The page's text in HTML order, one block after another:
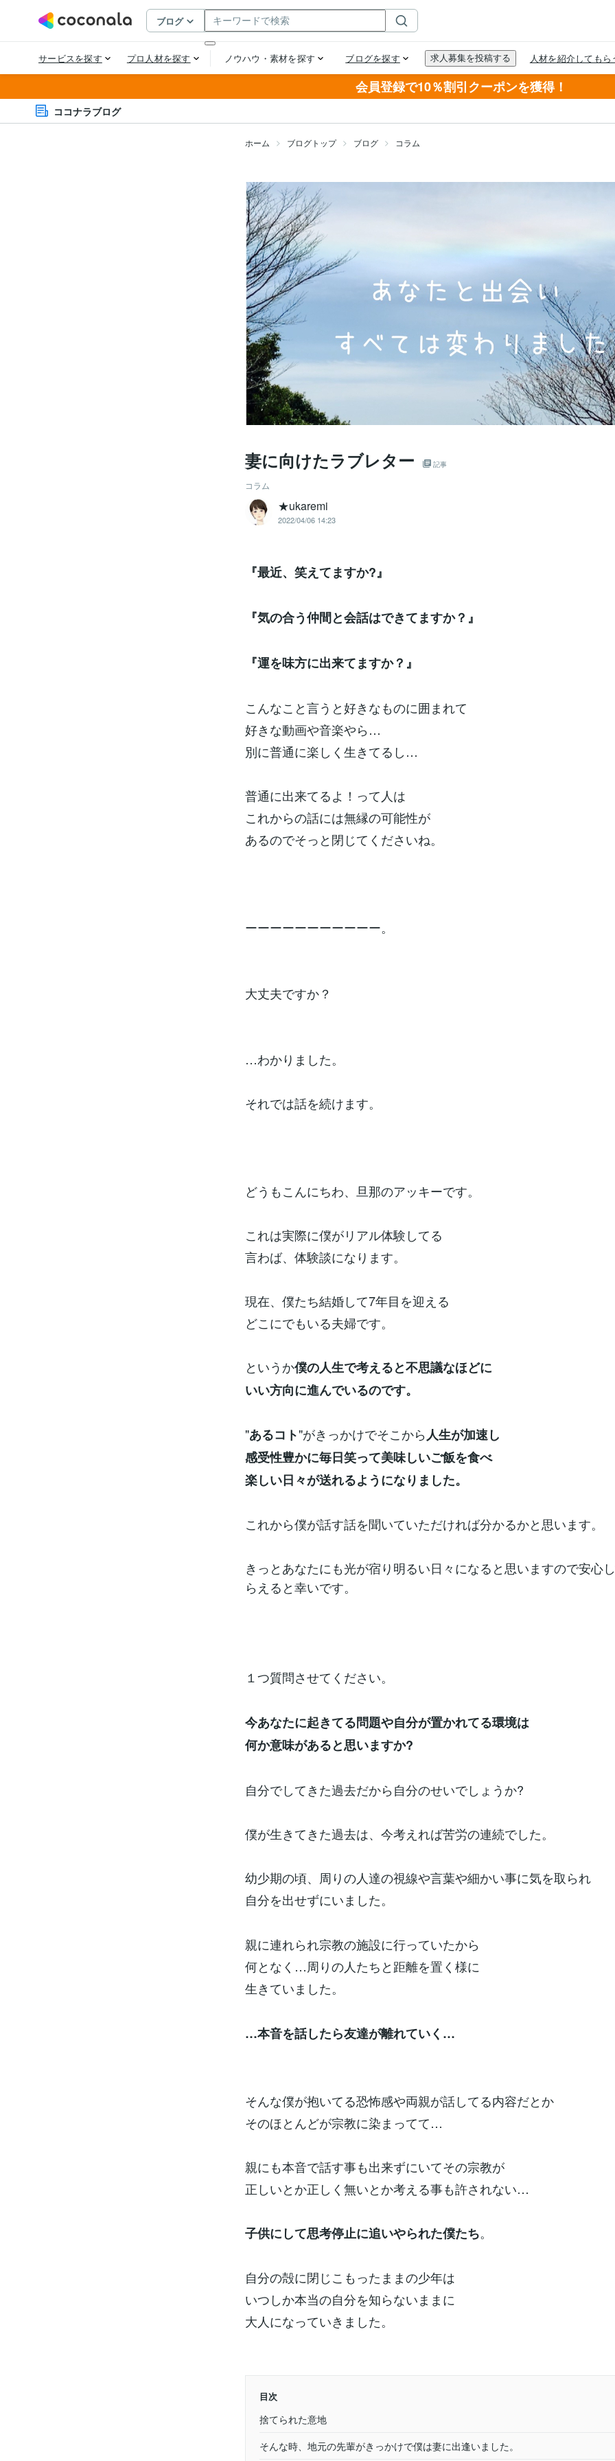
会員登録で10％割引クーポンを獲得！
ココナラブログ
ホーム ブログトップ ブログ コラム
妻に向けたラブレター 記事
コラム
★ukaremi
2022/04/06 14:23
『最近、笑えてますか?』
『気の合う仲間と会話はできてますか？』
『運を味方に出来てますか？』
こんなこと言うと好きなものに囲まれて
好きな動画や音楽やら…
別に普通に楽しく生きてるし…
普通に出来てるよ！って人は
これからの話には無縁の可能性が
あるのでそっと閉じてくださいね。
ーーーーーーーーーーー。
大丈夫ですか？
…わかりました。
それでは話を続けます。
どうもこんにちわ、旦那のアッキーです。
これは実際に僕がリアル体験してる
言わば、体験談になります。
現在、僕たち結婚して7年目を迎える
どこにでもいる夫婦です。
というか僕の人生で考えると不思議なほどに
いい方向に進んでいるのです。
"あるコト"がきっかけでそこから人生が加速し
感受性豊かに毎日笑って美味しいご飯を食べ
楽しい日々が送れるようになりました。
これから僕が話す話を聞いていただければ分かるかと思います。
きっとあなたにも光が宿り明るい日々になると思いますので安心
らえると幸いです。
１つ質問させてください。
今あなたに起きてる問題や自分が置かれてる環境は
何か意味があると思いますか?
自分でしてきた過去だから自分のせいでしょうか?
僕が生きてきた過去は、今考えれば苦労の連続でした。
幼少期の頃、周りの人達の視線や言葉や細かい事に気を取られ
自分を出せずにいました。
親に連れられ宗教の施設に行っていたから
何となく…周りの人たちと距離を置く様に
生きていました。
…本音を話したら友達が離れていく…
そんな僕が抱いてる恐怖感や両親が話してる内容だとか
そのほとんどが宗教に染まってて…
親にも本音で話す事も出来ずにいてその宗教が
正しいとか正しく無いとか考える事も許されない…
子供にして思考停止に追いやられた僕たち。
自分の殻に閉じこもったままの少年は
いつしか本当の自分を知らないままに
大人になっていきました。
目次
捨てられた意地
そんな時、地元の先輩がきっかけで僕は妻に出逢いました。